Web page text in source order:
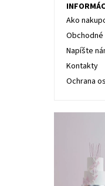
Ako
Napíšte
Kontakty
Ochrana